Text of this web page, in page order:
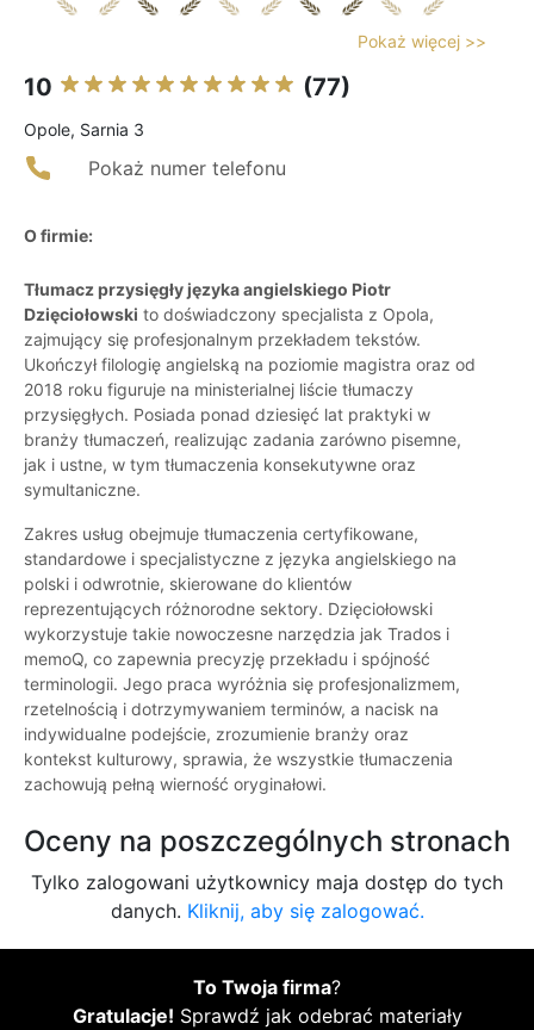
Pokaż więcej >>
10 (77)
Opole, Sarnia 3
Pokaż numer telefonu
O firmie:
Tłumacz przysięgły języka angielskiego Piotr
Dzięciołowski to doświadczony specjalista z Opola,
zajmujący się profesjonalnym przekładem tekstów.
Ukończył filologię angielską na poziomie magistra oraz od
2018 roku figuruje na ministerialnej liście tłumaczy
przysięgłych. Posiada ponad dziesięć lat praktyki w
branży tłumaczeń, realizując zadania zarówno pisemne,
jak i ustne, w tym tłumaczenia konsekutywne oraz
symultaniczne.
Zakres usług obejmuje tłumaczenia certyfikowane,
standardowe i specjalistyczne z języka angielskiego na
polski i odwrotnie, skierowane do klientów
reprezentujących różnorodne sektory. Dzięciołowski
wykorzystuje takie nowoczesne narzędzia jak Trados i
memoQ, co zapewnia precyzję przekładu i spójność
terminologii. Jego praca wyróżnia się profesjonalizmem,
rzetelnością i dotrzymywaniem terminów, a nacisk na
indywidualne podejście, zrozumienie branży oraz
kontekst kulturowy, sprawia, że wszystkie tłumaczenia
zachowują pełną wierność oryginałowi.
Oceny na poszczególnych stronach
Tylko zalogowani użytkownicy maja dostęp do tych
danych. Kliknij, aby się zalogować.
To Twoja firma?
Gratulacje! Sprawdź jak odebrać materiały